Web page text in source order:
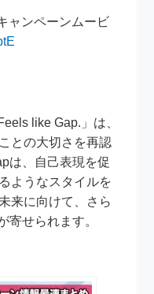
ャンペーンムービ
like Gap.」は、
との大切さを再認
は、自己表現を促
ようなスタイルを
来に向けて、さら
寄せられます。